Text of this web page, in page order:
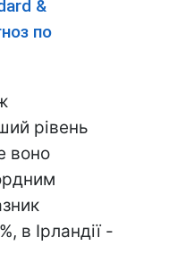
&
по
рівень
воно
в Ірландії -